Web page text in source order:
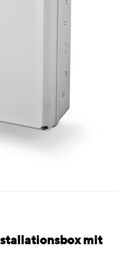
mit